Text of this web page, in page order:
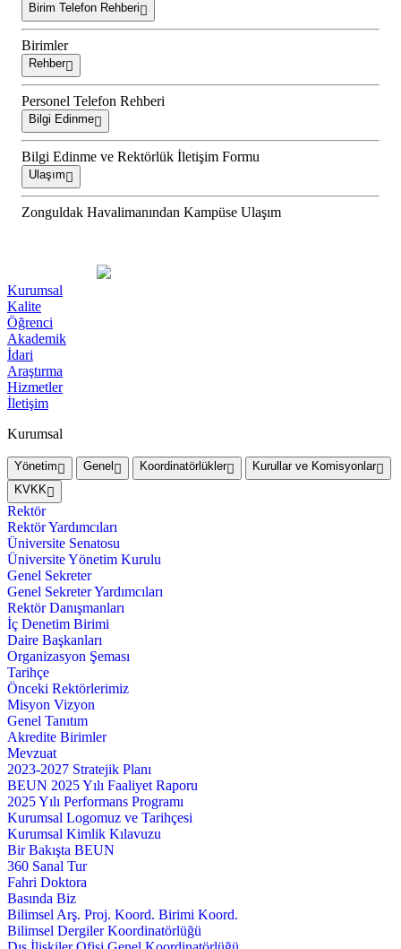
Birim Telefon Rehberi
Birimler
Rehber
Personel Telefon Rehberi
Bilgi Edinme
Bilgi Edinme ve Rektörlük İletişim Formu
Ulaşım
Zonguldak Havalimanından Kampüse Ulaşım
Kurumsal
Kalite
Öğrenci
Akademik
İdari
Araştırma
Hizmetler
İletişim
Kurumsal
Yönetim Genel Koordinatörlükler
Kurullar ve Komisyonlar
KVKK
Rektör
Rektör Yardımcıları
Üniversite Senatosu
Üniversite Yönetim Kurulu
Genel Sekreter
Genel Sekreter Yardımcıları
Rektör Danışmanları
İç Denetim Birimi
Daire Başkanları
Organizasyon Şeması
Tarihçe
Önceki Rektörlerimiz
Misyon Vizyon
Genel Tanıtım
Akredite Birimler
Mevzuat
2023-2027 Stratejik Planı
BEUN 2025 Yılı Faaliyet Raporu
2025 Yılı Performans Programı
Kurumsal Logomuz ve Tarihçesi
Kurumsal Kimlik Kılavuzu
Bir Bakışta BEUN
360 Sanal Tur
Fahri Doktora
Basında Biz
Bilimsel Arş. Proj. Koord. Birimi Koord.
Bilimsel Dergiler Koordinatörlüğü